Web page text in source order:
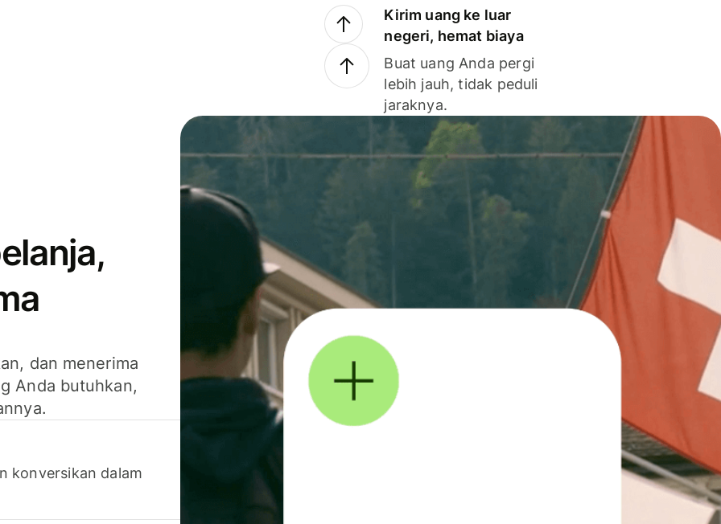
Kirim uang ke luar
negeri, hemat biaya
Buat uang Anda pergi
lebih jauh, tidak peduli
jaraknya.
dan menerima
Anda butuhkan,
konversikan dalam